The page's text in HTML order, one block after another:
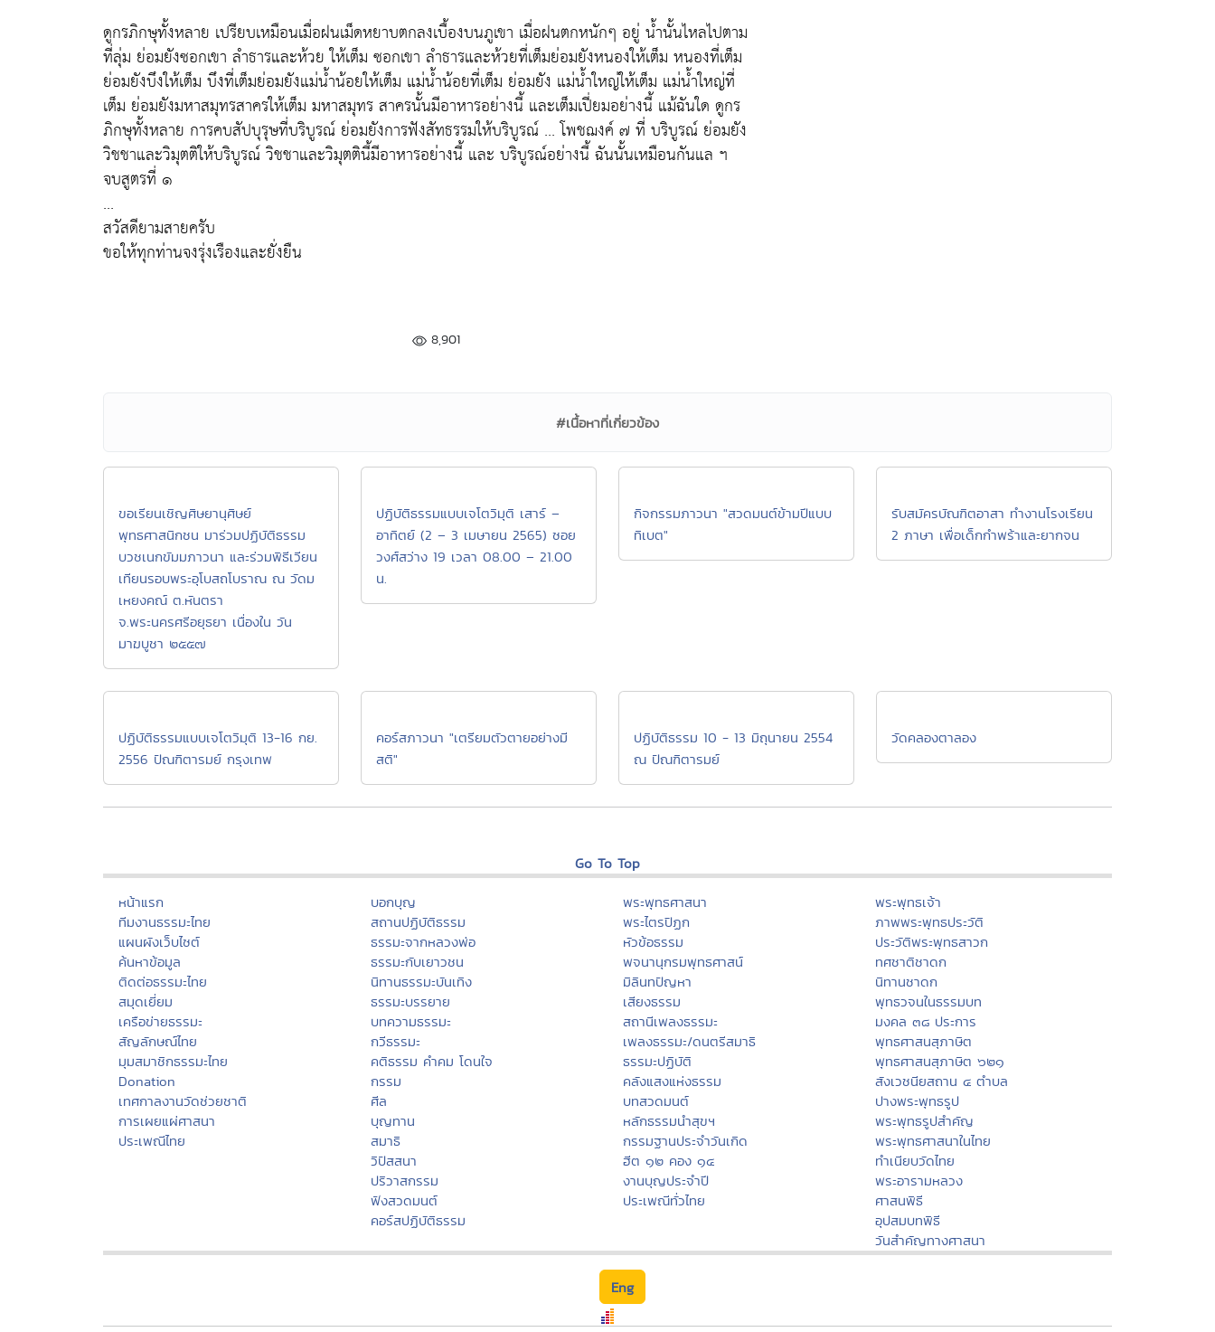
ดูกรภิกษุทั้งหลาย เปรียบเหมือนเมื่อฝนเม็ดหยาบตกลงเบื้องบนภูเขา เมื่อฝนตกหนักๆ อยู่ น้ำนั้นไหลไปตาม
ที่ลุ่ม ย่อมยังซอกเขา ลำธารและห้วย ให้เต็ม ซอกเขา ลำธารและห้วยที่เต็มย่อมยังหนองให้เต็ม หนองที่เต็ม
ย่อมยังบึงให้เต็ม บึงที่เต็มย่อมยังแม่น้ำน้อยให้เต็ม แม่น้ำน้อยที่เต็ม ย่อมยัง แม่น้ำใหญ่ให้เต็ม แม่น้ำใหญ่ที่
เต็ม ย่อมยังมหาสมุทรสาครให้เต็ม มหาสมุทร สาครนั้นมีอาหารอย่างนี้ และเต็มเปี่ยมอย่างนี้ แม้ฉันใด ดูกร
ภิกษุทั้งหลาย การคบสัปบุรุษที่บริบูรณ์ ย่อมยังการฟังสัทธรรมให้บริบูรณ์ ... โพชฌงค์ ๗ ที่ บริบูรณ์ ย่อมยัง
วิชชาและวิมุตติให้บริบูรณ์ วิชชาและวิมุตตินี้มีอาหารอย่างนี้ และ บริบูรณ์อย่างนี้ ฉันนั้นเหมือนกันแล ฯ
จบสูตรที่ ๑
...
สวัสดียามสายครับ
ขอให้ทุกท่านจงรุ่งเรืองและยั่งยืน
8,901
#เนื้อหาที่เกี่ยวข้อง
ขอเรียนเชิญศิษยานุศิษย์
พุทธศาสนิกชน มาร่วมปฏิบัติธรรม
บวชเนกขัมมภาวนา และร่วมพิธีเวียน
เทียนรอบพระอุโบสถโบราณ ณ วัดม
เหยงคณ์ ต.หันตรา
จ.พระนครศรีอยุธยา เนื่องใน วัน
มาฆบูชา ๒๕๕๗
ปฏิบัติธรรมแบบเจโตวิมุติ เสาร์ –
อาทิตย์ (2 – 3 เมษายน 2565) ซอย
วงศ์สว่าง 19 เวลา 08.00 – 21.00
น.
กิจกรรมภาวนา "สวดมนต์ข้ามปีแบบ
ทิเบต"
รับสมัครบัณฑิตอาสา ทำงานโรงเรียน
2 ภาษา เพื่อเด็กกำพร้าและยากจน
ปฏิบัติธรรมแบบเจโตวิมุติ 13-16 กย.
2556 ปัณฑิตารมย์ กรุงเทพ
คอร์สภาวนา "เตรียมตัวตายอย่างมี
สติ"
ปฏิบัติธรรม 10 - 13 มิถุนายน 2554
ณ ปัณฑิตารมย์
วัดคลองตาลอง
Go To Top
หน้าแรก
ทีมงานธรรมะไทย
แผนผังเว็บไซต์
ค้นหาข้อมูล
ติดต่อธรรมะไทย
สมุดเยี่ยม
เครือข่ายธรรมะ
สัญลักษณ์ไทย
มุมสมาชิกธรรมะไทย
Donation
เทศกาลงานวัดช่วยชาติ
การเผยแผ่ศาสนา
ประเพณีไทย
บอกบุญ
สถานปฏิบัติธรรม
ธรรมะจากหลวงพ่อ
ธรรมะกับเยาวชน
นิทานธรรมะบันเทิง
ธรรมะบรรยาย
บทความธรรมะ
กวีธรรมะ
คติธรรม คำคม โดนใจ
กรรม
ศีล
บุญทาน
สมาธิ
วิปัสสนา
ปริวาสกรรม
ฟังสวดมนต์
คอร์สปฏิบัติธรรม
พระพุทธศาสนา
พระไตรปิฏก
หัวข้อธรรม
พจนานุกรมพุทธศาสน์
มิลินทปัญหา
เสียงธรรม
สถานีเพลงธรรมะ
เพลงธรรมะ/ดนตรีสมาธิ
ธรรมะปฏิบัติ
คลังแสงแห่งธรรม
บทสวดมนต์
หลักธรรมนำสุขฯ
กรรมฐานประจำวันเกิด
ฮีต ๑๒ คอง ๑๔
งานบุญประจำปี
ประเพณีทั่วไทย
พระพุทธเจ้า
ภาพพระพุทธประวัติ
ประวัติพระพุทธสาวก
ทศชาติชาดก
นิทานชาดก
พุทธวจนในธรรมบท
มงคล ๓๘ ประการ
พุทธศาสนสุภาษิต
พุทธศาสนสุภาษิต ๖๒๑
สังเวชนียสถาน ๔ ตำบล
ปางพระพุทธรูป
พระพุทธรูปสำคัญ
พระพุทธศาสนาในไทย
ทำเนียบวัดไทย
พระอารามหลวง
ศาสนพิธี
อุปสมบทพิธี
วันสำคัญทางศาสนา
Eng